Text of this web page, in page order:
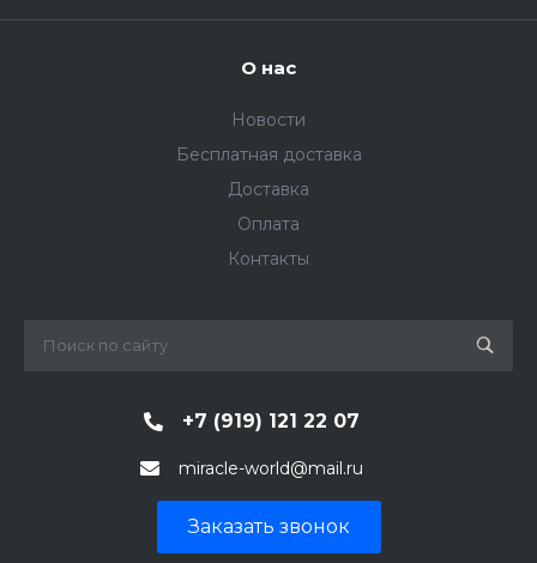
О нас
Новости
Бесплатная доставка
Доставка
Оплата
Контакты
+7 (919) 121 22 07
miracle-world@mail.ru
Заказать звонок